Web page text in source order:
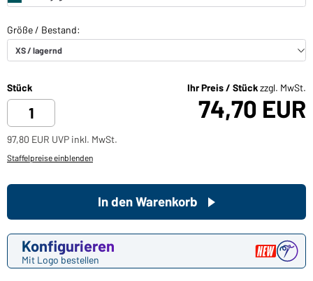
Stück Ihr Preis / Stückzzgl. MwSt.
74,70 EUR
97,80 EUR UVP inkl. MwSt.
Staffelpreise einblenden
Konfigurieren
Mit Logo bestellen
In den Warenkorb